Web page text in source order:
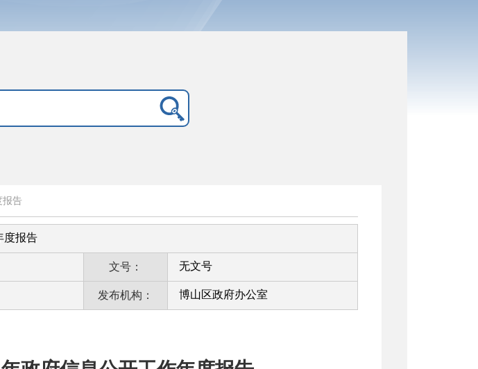
报告
度报告
文号： 无文号
发布机构： 博山区政府办公室